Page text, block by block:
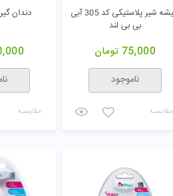
شیشه شیر پلاستیکی کد 305 آبی
بی بی لند
75,000 تومان
ناموجود
مقایسـه
دندان
مقایسـه